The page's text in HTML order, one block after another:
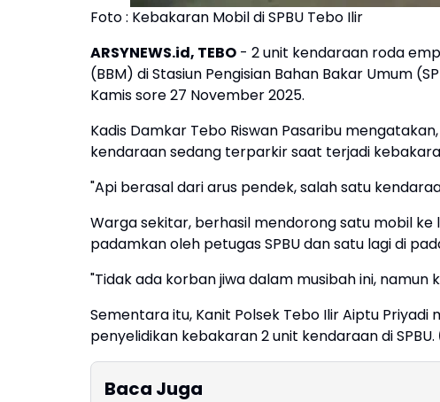
Foto : Kebakaran Mobil di SPBU Tebo Ilir
ARSYNEWS.id, TEBO - 2 unit kendaraan roda
(BBM) di Stasiun Pengisian Bahan Bakar Umum
Kamis sore 27 November 2025.
Kadis Damkar Tebo Riswan Pasaribu
kendaraan sedang terparkir saat terjadi
"Api berasal dari arus pendek, salah satu
Warga sekitar, berhasil mendorong satu mobil ke
padamkan oleh petugas SPBU dan satu lagi di
"Tidak ada korban jiwa dalam musibah ini, namun
Sementara itu, Kanit Polsek Tebo Ilir Aiptu
penyelidikan kebakaran 2 unit kendaraan di SPBU.
Baca Juga